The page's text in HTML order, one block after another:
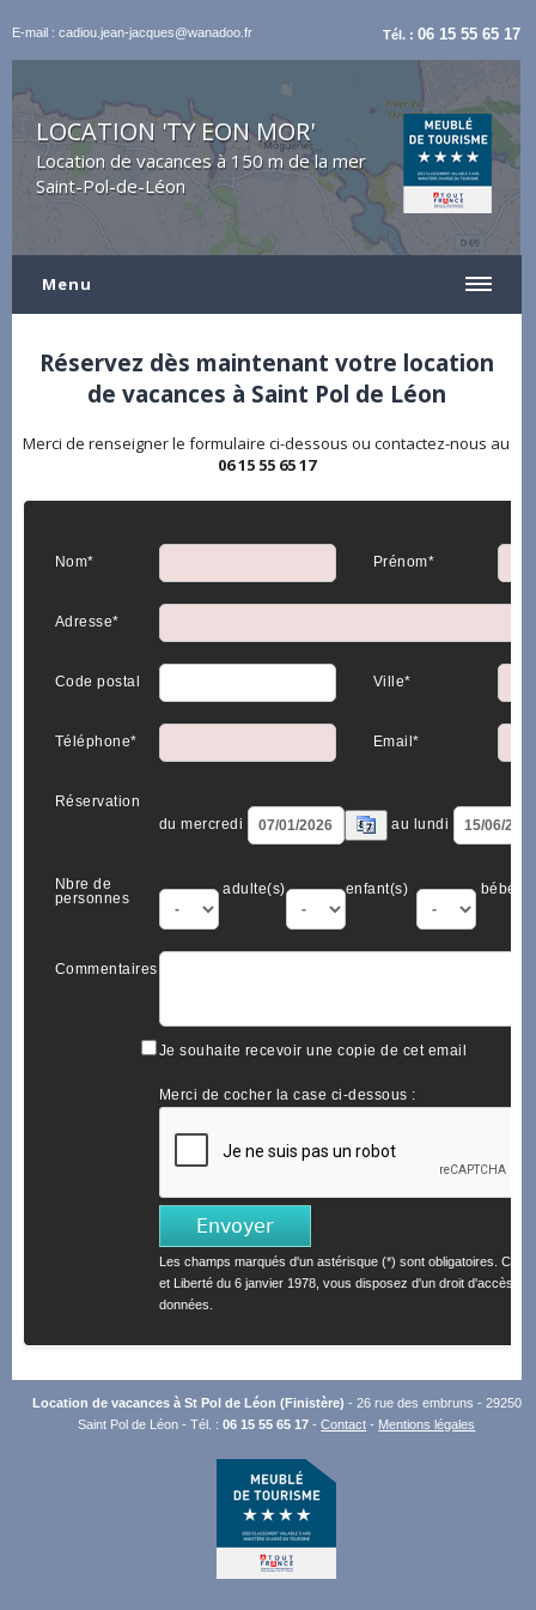
E-mail : cadiou.jean-jacques@wanadoo.fr Tél. :06 15 55 65 17
LOCATION 'TY EON MOR'
Location de vacances à 150 m de la mer
Saint-Pol-de-Léon
Menu
Réservez dès maintenant votre location
de vacances à Saint Pol de Léon
Merci de renseigner le formulaire ci-dessous ou contactez-nous au
06 15 55 65 17
Nom* Prénom*
Adresse*
Code postal Ville*
Téléphone* Email*
Réservation
du mercredi
au lundi
Nbre de
personnes
adulte(s) enfant(s) bébé(s)
Commentaires
Je souhaite recevoir une copie de cet email
Merci de cocher la case ci-dessous :
Les champs marqués d'un astérisque (*) sont obligatoires.
et Liberté du 6 janvier 1978, vous disposez d'un droit d'accès et
données.
Location de vacances à St Pol de Léon (Finistère) - 26 rue des embruns - 29250
Saint Pol de Léon - Tél. :06 15 55 65 17 -Contact - Mentions légales